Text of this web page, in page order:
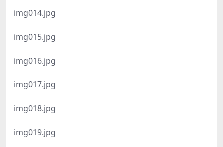
img014.jpg
img015.jpg
img016.jpg
img017.jpg
img018.jpg
img019.jpg